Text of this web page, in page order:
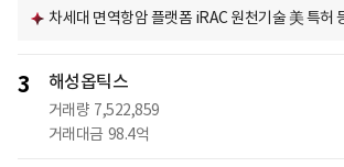
차세대 면역항암 플랫폼 iRAC 원천기술 美 특허
3 해성옵틱스
거래량 7,522,859
거래대금 98.4억